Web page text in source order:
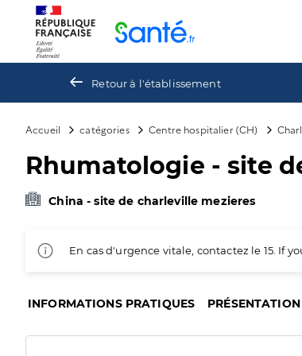
Retour à l'établissement
Accueil catégories Centre hospitalier (CH)
Rhumatologie - site
China - site de charleville mezieres
En cas d'urgence vitale, contactez le 15. If
INFORMATIONS PRATIQUES PRÉSENTATION
Panneau de gestion des cookies